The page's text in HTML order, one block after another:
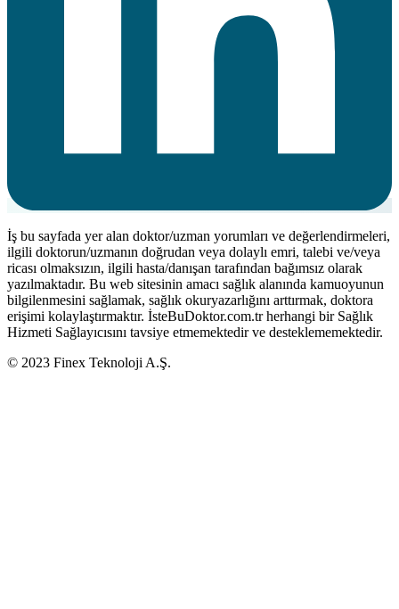
İş bu sayfada yer alan doktor/uzman yorumları ve değerlendirmeleri,
ilgili doktorun/uzmanın doğrudan veya dolaylı emri, talebi ve/veya
ricası olmaksızın, ilgili hasta/danışan tarafından bağımsız olarak
yazılmaktadır. Bu web sitesinin amacı sağlık alanında kamuoyunun
bilgilenmesini sağlamak, sağlık okuryazarlığını arttırmak, doktora
erişimi kolaylaştırmaktır. İsteBuDoktor.com.tr herhangi bir Sağlık
Hizmeti Sağlayıcısını tavsiye etmemektedir ve desteklememektedir.
© 2023 Finex Teknoloji A.Ş.